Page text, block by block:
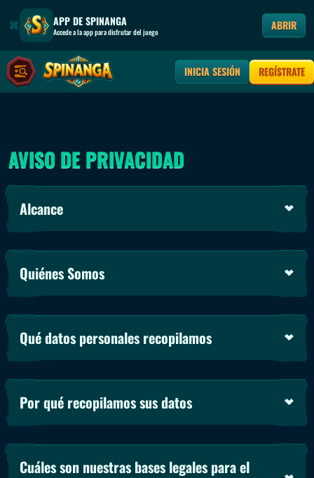
APP DE SPINANGA
Accede a la app para disfrutar del juego ABRIR
INICIA SESIÓN REGÍSTRATE
AVISO DE PRIVACIDAD
Alcance
Quiénes Somos
Qué datos personales recopilamos
Por qué recopilamos sus datos
Cuáles son nuestras bases legales para el